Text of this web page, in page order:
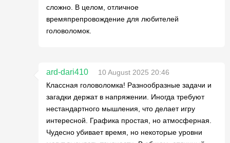
сложно. В целом, отличное
времяпрепровождение для любителей
головоломок.
ard-dari410
10 August 2025 20:46
Классная головоломка! Разнообразные задачи и
загадки держат в напряжении. Иногда требуют
нестандартного мышления, что делает игру
интересной. Графика простая, но атмосферная.
Чудесно убивает время, но некоторые уровни